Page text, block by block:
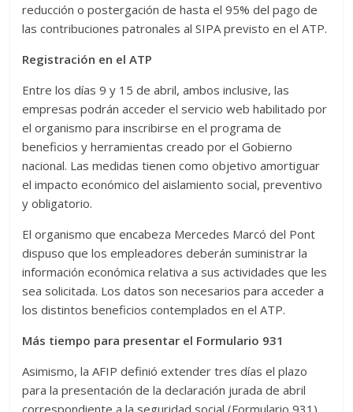
reducción o postergación de hasta el 95% del pago de
las contribuciones patronales al SIPA previsto en el ATP.
Registración en el ATP
Entre los días 9 y 15 de abril, ambos inclusive, las
empresas podrán acceder el servicio web habilitado por
el organismo para inscribirse en el programa de
beneficios y herramientas creado por el Gobierno
nacional. Las medidas tienen como objetivo amortiguar
el impacto económico del aislamiento social, preventivo
y obligatorio.
El organismo que encabeza Mercedes Marcó del Pont
dispuso que los empleadores deberán suministrar la
información económica relativa a sus actividades que les
sea solicitada. Los datos son necesarios para acceder a
los distintos beneficios contemplados en el ATP.
Más tiempo para presentar el Formulario 931
Asimismo, la AFIP definió extender tres días el plazo
para la presentación de la declaración jurada de abril